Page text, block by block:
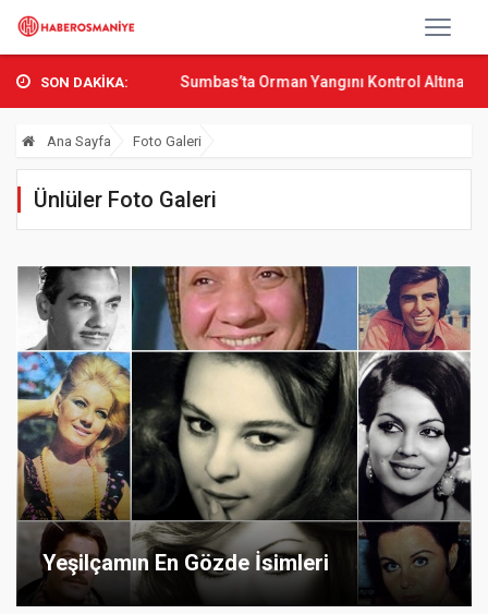
SON DAKİKA:
Bak Osmani... Sumbas’ta Orman Yangını Kontrol Altına
Ana Sayfa Foto Galeri
Ünlüler Foto Galeri
Yeşilçamın En Gözde İsimleri